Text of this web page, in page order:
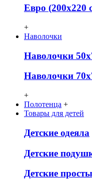
Евро (200х220
+
Наволочки
Наволочки
Наволочки
+
Полотенца +
Товары для детей
Детcкие одеяла
Детские
Детские